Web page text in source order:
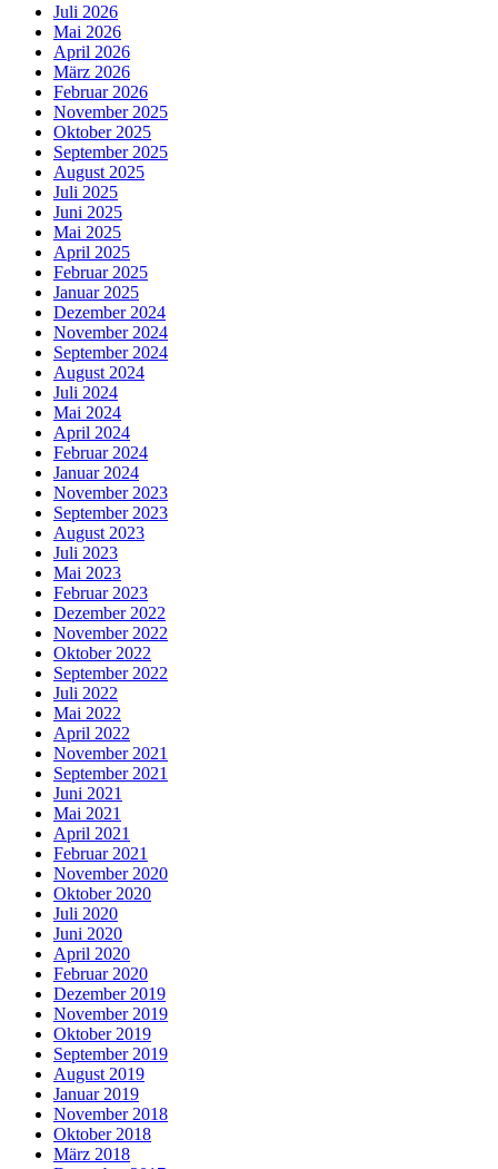
Juli 2026
Mai 2026
April 2026
März 2026
Februar 2026
November 2025
Oktober 2025
September 2025
August 2025
Juli 2025
Juni 2025
Mai 2025
April 2025
Februar 2025
Januar 2025
Dezember 2024
November 2024
September 2024
August 2024
Juli 2024
Mai 2024
April 2024
Februar 2024
Januar 2024
November 2023
September 2023
August 2023
Juli 2023
Mai 2023
Februar 2023
Dezember 2022
November 2022
Oktober 2022
September 2022
Juli 2022
Mai 2022
April 2022
November 2021
September 2021
Juni 2021
Mai 2021
April 2021
Februar 2021
November 2020
Oktober 2020
Juli 2020
Juni 2020
April 2020
Februar 2020
Dezember 2019
November 2019
Oktober 2019
September 2019
August 2019
Januar 2019
November 2018
Oktober 2018
März 2018